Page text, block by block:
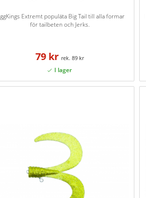
Extremt populäta Big Tail till alla formar
för tailbeten och Jerks.
79 kr 89 kr